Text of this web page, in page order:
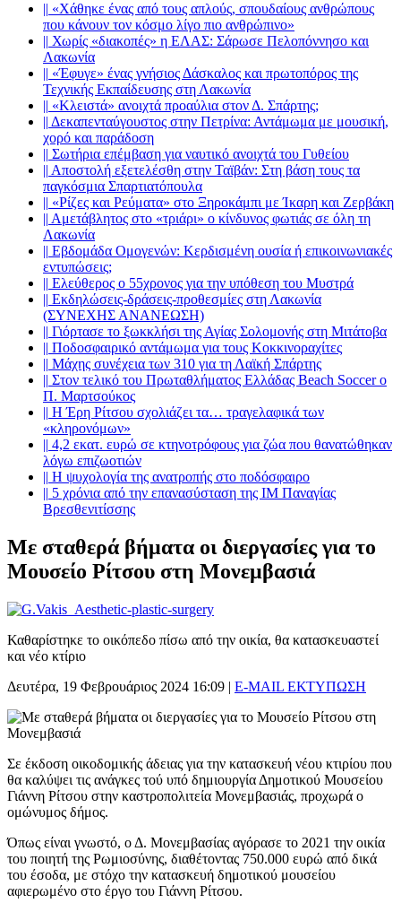
|| «Χάθηκε ένας από τους απλούς, σπουδαίους ανθρώπους
που κάνουν τον κόσμο λίγο πιο ανθρώπινο»
|| Χωρίς «διακοπές» η ΕΛΑΣ: Σάρωσε Πελοπόννησο και
Λακωνία
|| «Έφυγε» ένας γνήσιος Δάσκαλος και πρωτοπόρος της
Τεχνικής Εκπαίδευσης στη Λακωνία
|| «Κλειστά» ανοιχτά προαύλια στον Δ. Σπάρτης;
|| Δεκαπενταύγουστος στην Πετρίνα: Αντάμωμα με μουσική,
χορό και παράδοση
|| Σωτήρια επέμβαση για ναυτικό ανοιχτά του Γυθείου
|| Αποστολή εξετελέσθη στην Ταϊβάν: Στη βάση τους τα
παγκόσμια Σπαρτιατόπουλα
|| «Ρίζες και Ρεύματα» στο Ξηροκάμπι με Ίκαρη και Ζερβάκη
|| Αμετάβλητος στο «τριάρι» ο κίνδυνος φωτιάς σε όλη τη
Λακωνία
|| Εβδομάδα Ομογενών: Κερδισμένη ουσία ή επικοινωνιακές
εντυπώσεις;
|| Ελεύθερος ο 55χρονος για την υπόθεση του Μυστρά
|| Εκδηλώσεις-δράσεις-προθεσμίες στη Λακωνία
(ΣΥΝΕΧΗΣ ΑΝΑΝΕΩΣΗ)
|| Γιόρτασε το ξωκκλήσι της Αγίας Σολομονής στη Μιτάτοβα
|| Ποδοσφαιρικό αντάμωμα για τους Κοκκινοραχίτες
|| Μάχης συνέχεια των 310 για τη Λαϊκή Σπάρτης
|| Στον τελικό του Πρωταθλήματος Ελλάδας Beach Soccer ο
Π. Μαρτσούκος
|| Η Έρη Ρίτσου σχολιάζει τα… τραγελαφικά των
«κληρονόμων»
|| 4,2 εκατ. ευρώ σε κτηνοτρόφους για ζώα που θανατώθηκαν
λόγω επιζωοτιών
|| Η ψυχολογία της ανατροπής στο ποδόσφαιρο
|| 5 χρόνια από την επανασύσταση της ΙΜ Παναγίας
Βρεσθενιτίσσης
Με σταθερά βήματα οι διεργασίες για το
Μουσείο Ρίτσου στη Μονεμβασιά
Καθαρίστηκε το οικόπεδο πίσω από την οικία, θα κατασκευαστεί
και νέο κτίριο
Δευτέρα, 19 Φεβρουάριος 2024 16:09 | E-MAIL ΕΚΤΥΠΩΣΗ
Σε έκδοση οικοδομικής άδειας για την κατασκευή νέου κτιρίου που
θα καλύψει τις ανάγκες τού υπό δημιουργία Δημοτικού Μουσείου
Γιάννη Ρίτσου στην καστροπολιτεία Μονεμβασιάς, προχωρά ο
ομώνυμος δήμος.
Όπως είναι γνωστό, ο Δ. Μονεμβασίας αγόρασε το 2021 την οικία
του ποιητή της Ρωμιοσύνης, διαθέτοντας 750.000 ευρώ από δικά
του έσοδα, με στόχο την κατασκευή δημοτικού μουσείου
αφιερωμένο στο έργο του Γιάννη Ρίτσου.